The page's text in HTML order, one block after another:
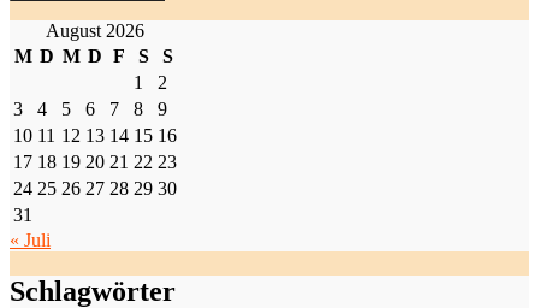
August 2026
M D M D F S
S
1
2
3
4 5 6 7 8
9
10 11 12 13 14 15 16
17 18 19 20 21 22 23
24 25 26 27 28 29 30
31
« Juli
Schlagwörter